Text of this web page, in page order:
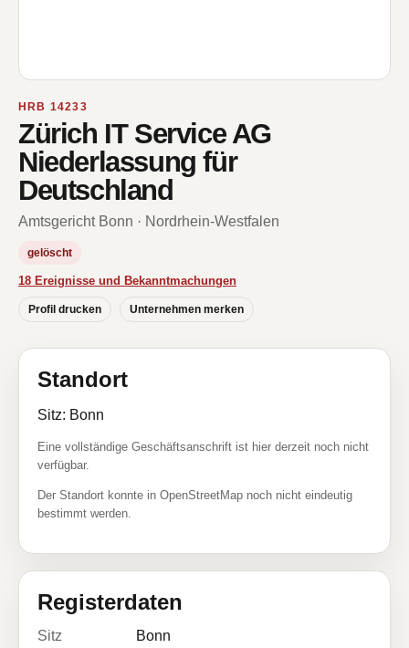
HRB 14233
Zürich IT Service AG
Niederlassung für
Deutschland
Amtsgericht Bonn · Nordrhein-Westfalen
gelöscht
18 Ereignisse und Bekanntmachungen
Profil drucken Unternehmen merken
Standort
Sitz: Bonn
Eine vollständige Geschäftsanschrift ist hier derzeit noch nicht
verfügbar.
Der Standort konnte in OpenStreetMap noch nicht eindeutig
bestimmt werden.
Registerdaten
Sitz
Bonn